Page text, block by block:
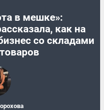
в мешке»:
как на
со складами